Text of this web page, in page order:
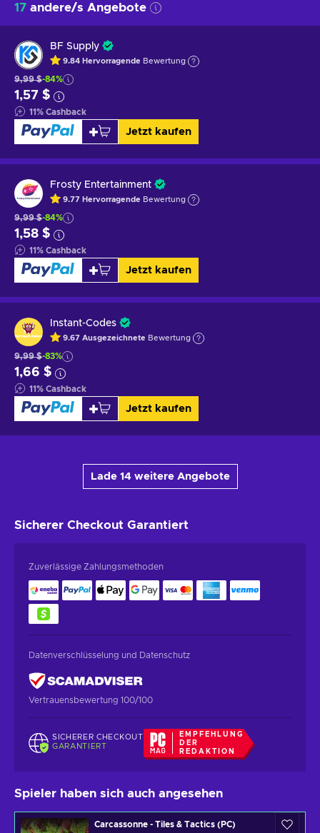
17 andere/s Angebote
BF Supply
9.84 Hervorragende Bewertung
9,99 $-84%
1,57 $
11% Cashback
Jetzt kaufen
Frosty Entertainment
9.77 Hervorragende Bewertung
9,99 $-84%
1,58 $
11% Cashback
Jetzt kaufen
Instant-Codes
9.67 Ausgezeichnete Bewertung
9,99 $-83%
1,66 $
11% Cashback
Jetzt kaufen
Lade 14 weitere Angebote
Sicherer Checkout Garantiert
Zuverlässige Zahlungsmethoden
Datenverschlüsselung und Datenschutz
Vertrauensbewertung 100/100
SICHERER CHECKOUT
GARANTIERT
EMPFEHLUNG
DER
REDAKTION
Spieler haben sich auch angesehen
Carcassonne - Tiles & Tactics (PC)